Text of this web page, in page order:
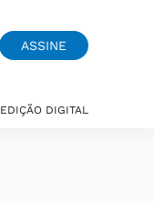
ASSINE
EDIÇÃO DIGITAL